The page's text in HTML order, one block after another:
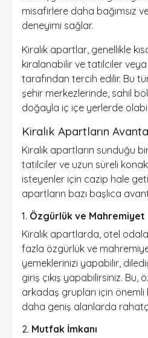
misafirlere daha bağımsız
deneyimi sağlar.
Kiralık apartlar, genellikle
kiralanabilir ve tatilciler
tarafından tercih edilir. Bu
şehir merkezlerinde, sahil
doğayla iç içe yerlerde
Kiralık Apartların
Kiralık apartların sunduğu
tatilciler ve uzun süreli
isteyenler için cazip hale
apartların bazı başlıca
1. Özgürlük ve Mahremiyet
Kiralık apartlarda, otel
fazla özgürlük ve
yemeklerinizi yapabilir,
giriş çıkış yapabilirsiniz. Bu,
arkadaş grupları için
daha geniş alanlarda
2. Mutfak İmkanı